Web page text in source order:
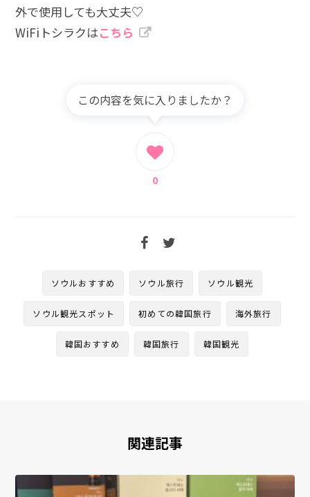
外で使用しても大丈夫♡
WiFiトシラクはこちら
ソウルおすすめ ソウル旅行 ソウル観光
ソウル観光スポット 初めての韓国旅行 海外旅行
韓国おすすめ 韓国旅行 韓国観光
この内容を気に入りましたか？
0
関連記事